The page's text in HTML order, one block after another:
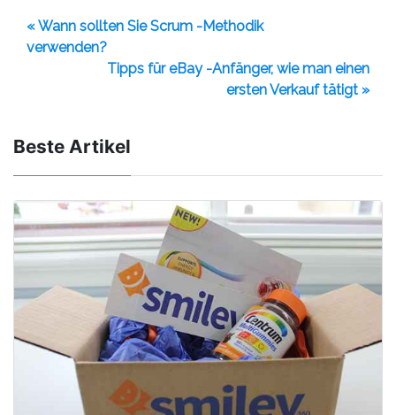
« Wann sollten Sie Scrum -Methodik
verwenden?
Tipps für eBay -Anfänger, wie man einen
ersten Verkauf tätigt »
Beste Artikel